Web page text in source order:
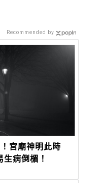
宮廟神明此時
生病倒楣！
Recommended by